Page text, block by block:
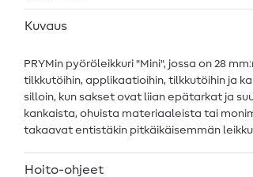
Kuvaus
PRYMin pyöröleikkuri "Mini", jossa on 28
tilkkutöihin, applikaatioihin, tilkkutöihin ja
silloin, kun sakset ovat liian epätarkat ja
kankaista, ohuista materiaaleista tai
takaavat entistäkin pitkäikäisemmän
Hoito-ohjeet